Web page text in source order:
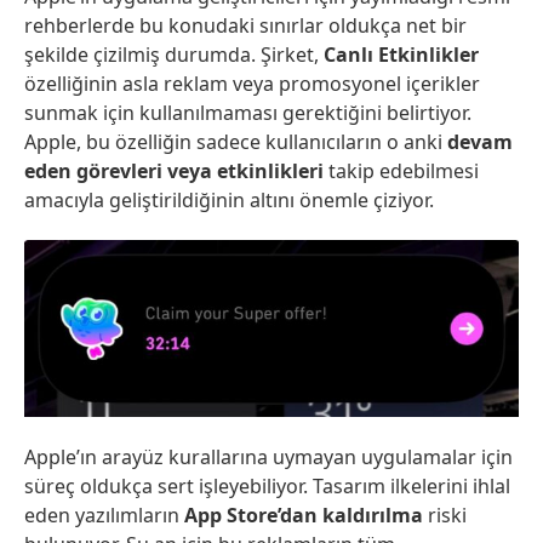
rehberlerde bu konudaki sınırlar oldukça net bir
şekilde çizilmiş durumda. Şirket, Canlı Etkinlikler
özelliğinin asla reklam veya promosyonel içerikler
sunmak için kullanılmaması gerektiğini belirtiyor.
Apple, bu özelliğin sadece kullanıcıların o anki devam
eden görevleri veya etkinlikleri takip edebilmesi
amacıyla geliştirildiğinin altını önemle çiziyor.
Apple’ın arayüz kurallarına uymayan uygulamalar için
süreç oldukça sert işleyebiliyor. Tasarım ilkelerini ihlal
eden yazılımların App Store’dan kaldırılma riski